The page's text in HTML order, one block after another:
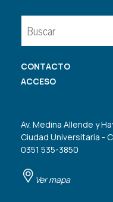
CONTACTO
ACCESO
Av. Medina Allende y
Ciudad Universitaria -
0351 535-3850
Ver mapa